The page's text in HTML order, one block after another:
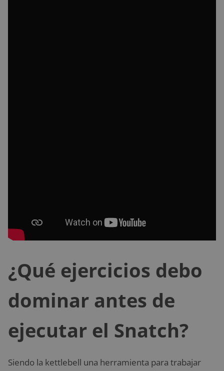
¿Qué ejercicios debo
dominar antes de
ejecutar el Snatch?
Siendo la kettlebell una herramienta para trabajar